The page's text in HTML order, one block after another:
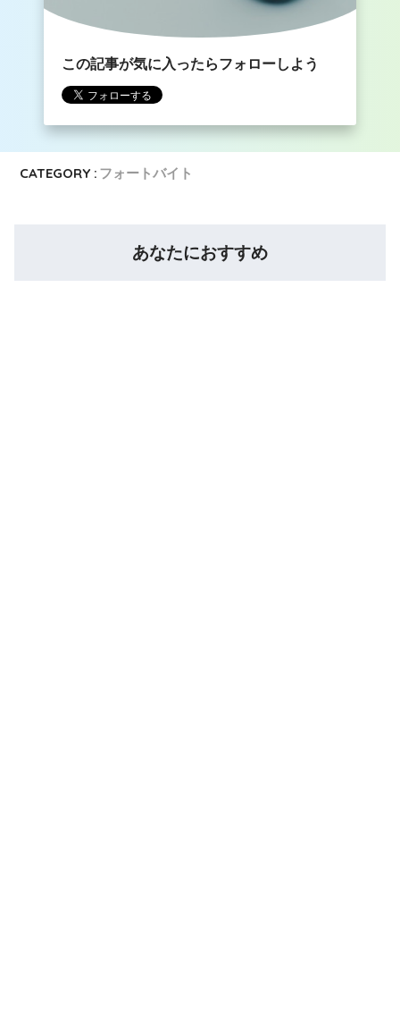
この記事が気に入ったらフォローしよう
CATEGORY : フォートバイト
あなたにおすすめ